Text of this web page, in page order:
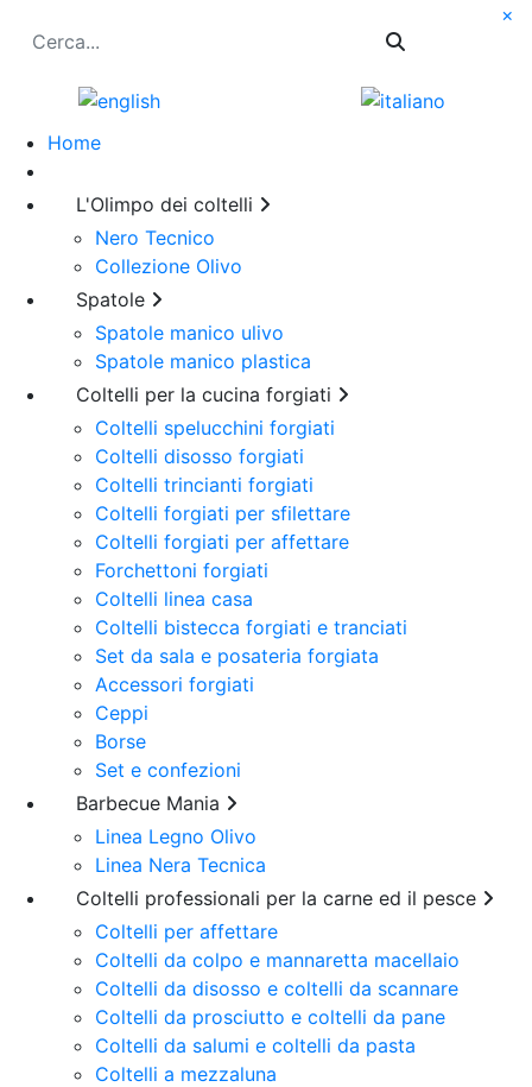
Cerca
×
Home
L'Olimpo dei coltelli
Nero Tecnico
Collezione Olivo
Spatole
Spatole manico ulivo
Spatole manico plastica
Coltelli per la cucina forgiati
Coltelli spelucchini forgiati
Coltelli disosso forgiati
Coltelli trincianti forgiati
Coltelli forgiati per sfilettare
Coltelli forgiati per affettare
Forchettoni forgiati
Coltelli linea casa
Coltelli bistecca forgiati e tranciati
Set da sala e posateria forgiata
Accessori forgiati
Ceppi
Borse
Set e confezioni
Barbecue Mania
Linea Legno Olivo
Linea Nera Tecnica
Coltelli professionali per la carne ed il pesce
Coltelli per affettare
Coltelli da colpo e mannaretta macellaio
Coltelli da disosso e coltelli da scannare
Coltelli da prosciutto e coltelli da pane
Coltelli da salumi e coltelli da pasta
Coltelli a mezzaluna